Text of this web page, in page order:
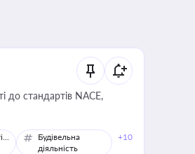
до стандартів NACE,
Торгівля
Будівельна
діяльність
+10